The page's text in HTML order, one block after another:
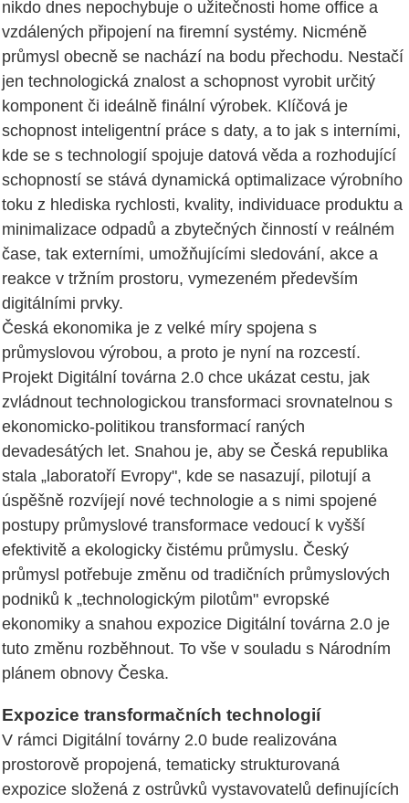
nikdo dnes nepochybuje o užitečnosti home office a
vzdálených připojení na firemní systémy. Nicméně
průmysl obecně se nachází na bodu přechodu. Nestačí
jen technologická znalost a schopnost vyrobit určitý
komponent či ideálně finální výrobek. Klíčová je
schopnost inteligentní práce s daty, a to jak s interními,
kde se s technologií spojuje datová věda a rozhodující
schopností se stává dynamická optimalizace výrobního
toku z hlediska rychlosti, kvality, individuace produktu a
minimalizace odpadů a zbytečných činností v reálném
čase, tak externími, umožňujícími sledování, akce a
reakce v tržním prostoru, vymezeném především
digitálními prvky.
Česká ekonomika je z velké míry spojena s
průmyslovou výrobou, a proto je nyní na rozcestí.
Projekt Digitální továrna 2.0 chce ukázat cestu, jak
zvládnout technologickou transformaci srovnatelnou s
ekonomicko-politikou transformací raných
devadesátých let. Snahou je, aby se Česká republika
stala „laboratoří Evropy", kde se nasazují, pilotují a
úspěšně rozvíjejí nové technologie a s nimi spojené
postupy průmyslové transformace vedoucí k vyšší
efektivitě a ekologicky čistému průmyslu. Český
průmysl potřebuje změnu od tradičních průmyslových
podniků k „technologickým pilotům" evropské
ekonomiky a snahou expozice Digitální továrna 2.0 je
tuto změnu rozběhnout. To vše v souladu s Národním
plánem obnovy Česka.
Expozice transformačních technologií
V rámci Digitální továrny 2.0 bude realizována
prostorově propojená, tematicky strukturovaná
expozice složená z ostrůvků vystavovatelů definujících